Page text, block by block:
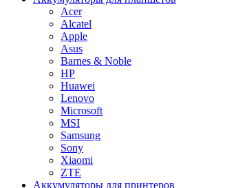
Acer
Alcatel
Apple
Asus
Barnes & Noble
HP
Huawei
Lenovo
Microsoft
MSI
Samsung
Sony
Xiaomi
ZTE
Аккумуляторы для принтеров